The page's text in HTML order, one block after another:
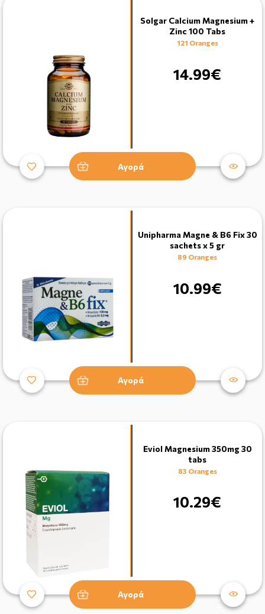
Solgar Calcium Magnesium +
Zinc 100 Tabs
121 Oranges
14.99€
Αγορά
Unipharma Magne & B6 Fix 30
sachets x 5 gr
89 Oranges
10.99€
Αγορά
Eviol Magnesium 350mg 30
tabs
83 Oranges
10.29€
Αγορά